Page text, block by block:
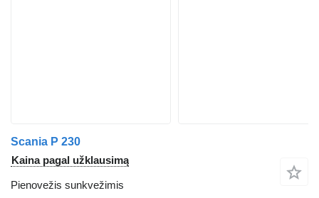
Scania P 230
Kaina pagal užklausimą
Pienovežis sunkvežimis